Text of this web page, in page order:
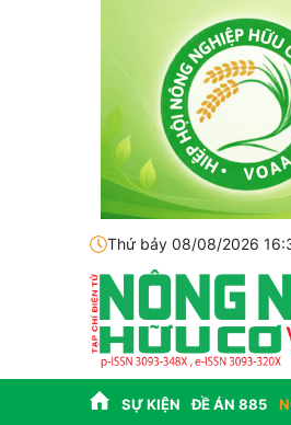
Thứ bảy 08/08/2026
SỰ KIỆN ĐỀ ÁN 885